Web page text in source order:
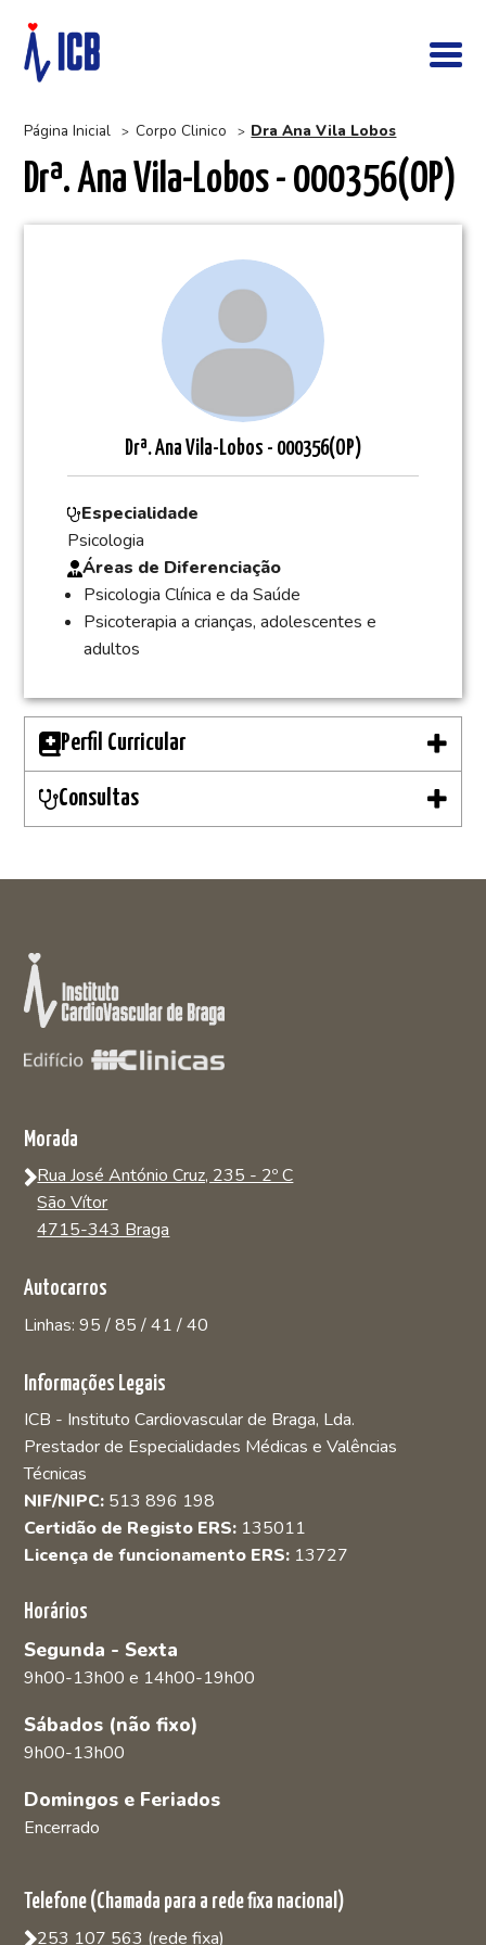
Página Inicial > Corpo Clinico > Dra Ana Vila Lobos
Drª. Ana Vila-Lobos - 000356(OP)
Drª.Ana Vila-Lobos - 000356(OP)
Especialidade
Psicologia
Áreas de Diferenciação
Psicologia Clínica e da Saúde
Psicoterapia a crianças, adolescentes e
adultos
Perfil Curricular
Consultas
Morada
Rua José António Cruz, 235 - 2º C
São Vítor
4715-343 Braga
Autocarros
Linhas: 95 / 85 / 41 / 40
Informações Legais
ICB - Instituto Cardiovascular de Braga, Lda.
Prestador de Especialidades Médicas e Valências
Técnicas
NIF/NIPC: 513 896 198
Certidão de Registo ERS: 135011
Licença de funcionamento ERS: 13727
Horários
Segunda - Sexta
9h00-13h00 e 14h00-19h00
Sábados (não fixo)
9h00-13h00
Domingos e Feriados
Encerrado
Telefone (Chamada para a rede fixa nacional)
253 107 563 (rede fixa)